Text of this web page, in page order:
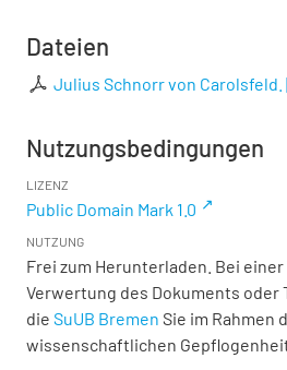
Dateien
Julius Schnorr von Carolsfeld.
Nutzungsbedingungen
LIZENZ
Public Domain Mark 1.0
NUTZUNG
Frei zum Herunterladen. Bei
Verwertung des Dokuments oder
die SuUB Bremen Sie im Rahmen
wissenschaftlichen